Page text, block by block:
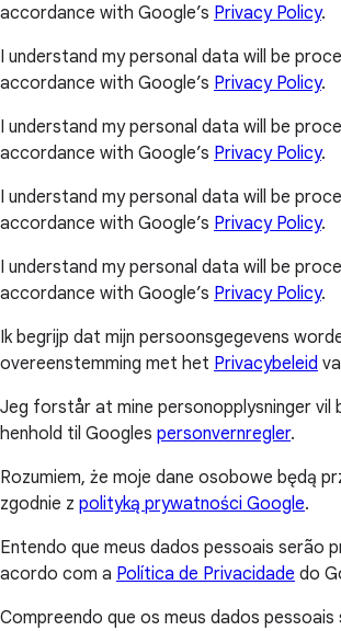
accordance with Google’s Privacy Policy.
I understand my personal data will be
accordance with Google’s Privacy Policy.
I understand my personal data will be
accordance with Google’s Privacy Policy.
I understand my personal data will be
accordance with Google’s Privacy Policy.
I understand my personal data will be
accordance with Google’s Privacy Policy.
Ik begrijp dat mijn persoonsgegevens
overeenstemming met het Privacybeleid
Jeg forstår at mine personopplysninger vil
henhold til Googles personvernregler.
Rozumiem, że moje dane osobowe będą
zgodnie z polityką prywatności Google.
Entendo que meus dados pessoais serão
acordo com a Política de Privacidade do
Compreendo que os meus dados pessoais